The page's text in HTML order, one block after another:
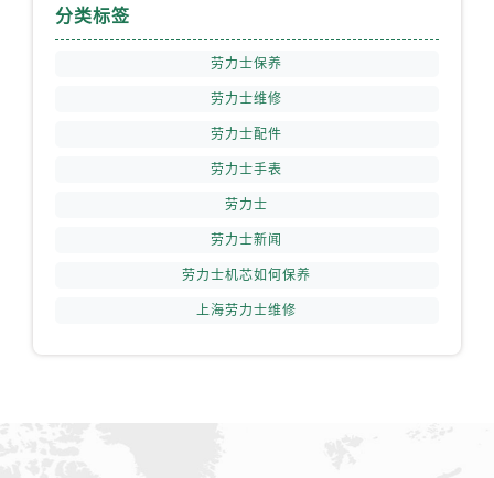
分类标签
劳力士保养
劳力士维修
劳力士配件
劳力士手表
劳力士
劳力士新闻
劳力士机芯如何保养
上海劳力士维修